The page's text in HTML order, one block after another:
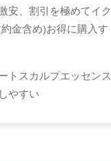
安、割引を極めてイク
金含め)お得に購入す
トスカルプエッセンス
やすい